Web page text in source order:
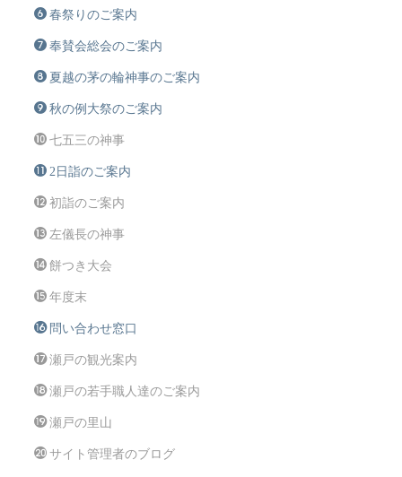
春祭りのご案内
奉賛会総会のご案内
夏越の茅の輪神事のご案内
秋の例大祭のご案内
七五三の神事
2日詣のご案内
初詣のご案内
左儀長の神事
餅つき大会
年度末
問い合わせ窓口
瀬戸の観光案内
瀬戸の若手職人達のご案内
瀬戸の里山
サイト管理者のブログ